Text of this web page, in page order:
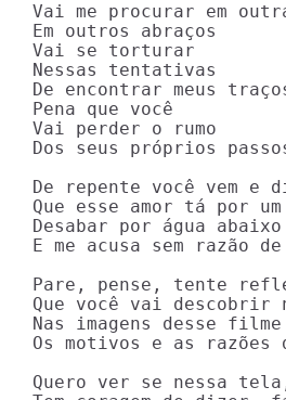
Vai me procurar em
Em outros abraços
Vai se torturar
Nessas tentativas
De encontrar meus
Pena que você
Vai perder o rumo
Dos seus próprios
De repente você vem e
Que esse amor tá por
Desabar por água
E me acusa sem razão
Pare, pense, tente
Que você vai
Nas imagens desse filme
Os motivos e as
Quero ver se nessa